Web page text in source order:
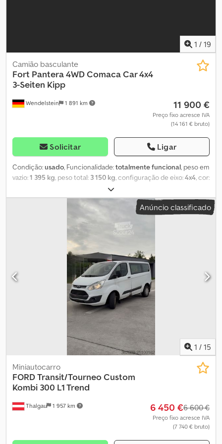
1 / 19
Wendelstein 1 891 km
Camião basculante
Fort Pantera 4WD Comaca Car 4x4
3-Seiten Kipp
11 900 €
Preço fixo acresce IVA
(14 161 € bruto)
Solicitar Ligar
Condição:usado, Funcionalidade:totalmente funcional, peso em
vazio:1 395 kg, peso total: 3 150 kg, configuração de eixo:4x4, cor:
, número de lugares:
2011, horas de funcionamento:2 849 h, Equipamento:
acoplamento de reboque, cabina, tração integral, Basculante:
+ Fort + Pantera L24A + tração integral conectável + redutor + 1.º
registo: 14.11.2011 + 2.884 horas de funcionamento + Motor
Lombardini 4 cilindros diesel, tipo LDW1404 Credsx Agvujpfx Aqtsf
+ 38 CV; 1.371 cc + Basculante trilateral + Grelha de proteção da
cabine + Piso em aço + Preparação para engate de reboque +
Caixa de velocidades manual de 5 velocidades + 3 lugares + Vidro
traseiro + Caixa de arrumação de ferramentas + Tara: 1.395 kg;
peso bruto permitido: 3.150 kg + 3665mm x 1570mm x 2130mm
(cxlxa) + Dimensões da caixa: 2430mm x 1570mm + Velocidade
máxima 40 km/h + Veículo municipal de 1º proprietário Receba
todos os novos veículos adicionados por e-mail – subscreva a
nossa NEWSLETTER! Sujeito a erros e alterações, venda
Anúncio classificado
1 / 15
Thalgau 1 957 km
Miniautocarro
FORDTransit/Tourneo Custom
Kombi 300 L1 Trend
6 450 €6 600 €
Preço fixo acresce IVA
(7 740 € bruto)